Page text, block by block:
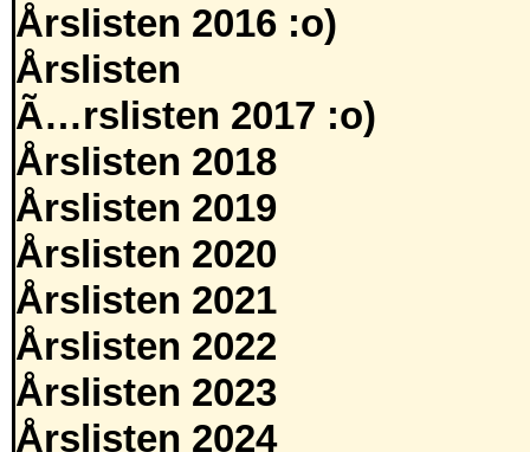
Årslisten 2016 :o)
Årslisten
Ã…rslisten 2017 :o)
Årslisten 2018
Årslisten 2019
Årslisten 2020
Årslisten 2021
Årslisten 2022
Årslisten 2023
Årslisten 2024